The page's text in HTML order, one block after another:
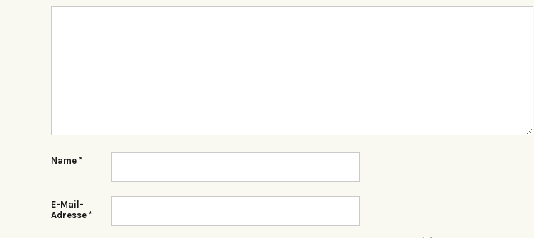
Name *
E-Mail-
Adresse *